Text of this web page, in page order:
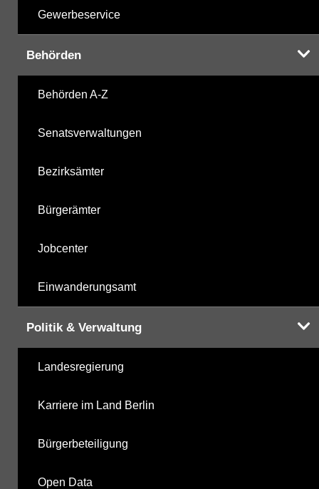
Gewerbeservice
Behörden
Behörden A-Z
Senatsverwaltungen
Bezirksämter
Bürgerämter
Jobcenter
Einwanderungsamt
Politik & Verwaltung
Landesregierung
Karriere im Land Berlin
Bürgerbeteiligung
Open Data